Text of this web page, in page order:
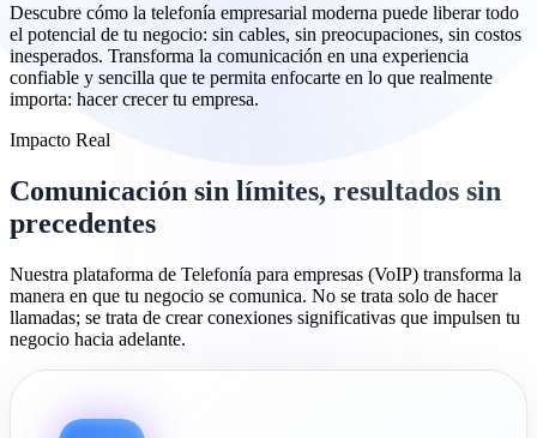
Descubre cómo la telefonía empresarial moderna puede liberar todo
el potencial de tu negocio: sin cables, sin preocupaciones, sin costos
inesperados. Transforma la comunicación en una experiencia
confiable y sencilla que te permita enfocarte en lo que realmente
importa: hacer crecer tu empresa.
Impacto Real
Comunicación sin límites, resultados sin
precedentes
Nuestra plataforma de Telefonía para empresas (VoIP) transforma la
manera en que tu negocio se comunica. No se trata solo de hacer
llamadas; se trata de crear conexiones significativas que impulsen tu
negocio hacia adelante.